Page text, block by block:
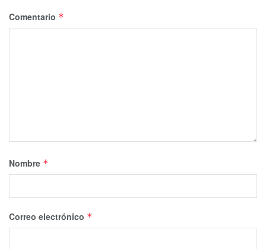
Comentario *
Nombre *
Correo electrónico *